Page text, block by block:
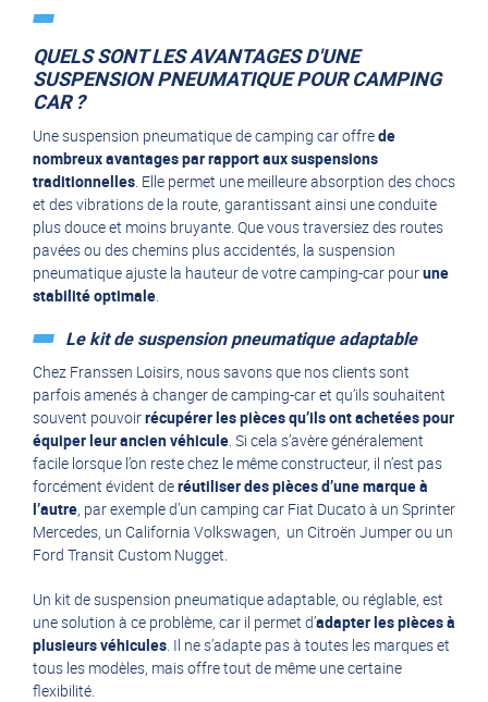
QUELS SONT LES AVANTAGES D'UNE
SUSPENSION PNEUMATIQUE POUR CAMPING
CAR ?
Une suspension pneumatique de camping car offrede
nombreux avantages par rapport aux suspensions
traditionnelles. Elle permet une meilleure absorption des chocs
et des vibrations de la route, garantissant ainsi une conduite
plus douce et moins bruyante. Que vous traversiez des routes
pavées ou des chemins plus accidentés, la suspension
pneumatique ajuste la hauteur de votre camping-car pourune
stabilité optimale.
Le kit de suspension pneumatique adaptable
Chez Franssen Loisirs, nous savons que nos clients sont
parfois amenés à changer de camping-car et qu’ils souhaitent
souvent pouvoirrécupérer les pièces qu’ils ont achetées pour
équiper leur ancien véhicule. Si cela s’avère généralement
facile lorsque l’on reste chez le même constructeur, il n’est pas
forcément évident deréutiliser des pièces d’une marque à
l’autre, par exemple d’un camping car Fiat Ducato à un Sprinter
Mercedes, un California Volkswagen, un Citroën Jumper ou un
Ford Transit Custom Nugget.
Un kit de suspension pneumatique adaptable, ou réglable, est
une solution à ce problème, car il permet d’adapter les pièces à
plusieurs véhicules. Il ne s’adapte pas à toutes les marques et
tous les modèles, mais offre tout de même une certaine
flexibilité.